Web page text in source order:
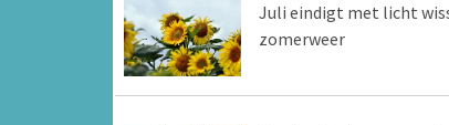
Juli eindigt met licht
zomerweer